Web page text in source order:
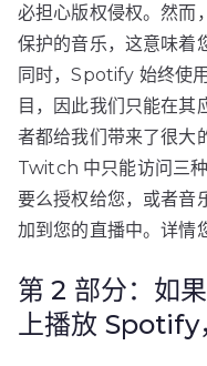
必担心版权侵权。然
保护的音乐，这意味着
同时，Spotify 始终使
目，因此我们只能在
者都给我们带来了很大
Twitch 中只能访问三
要么授权给您，或者
加到您的直播中。详情
第 2 部分：如
上播放 Spotify